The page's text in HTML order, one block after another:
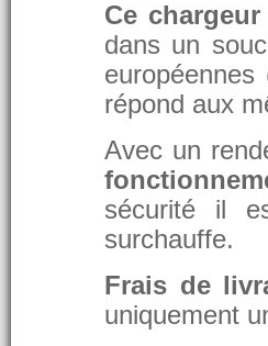
Ce
dans un
répond aux
Avec un
sécurité il
surchauffe.
Frais de
uniquement